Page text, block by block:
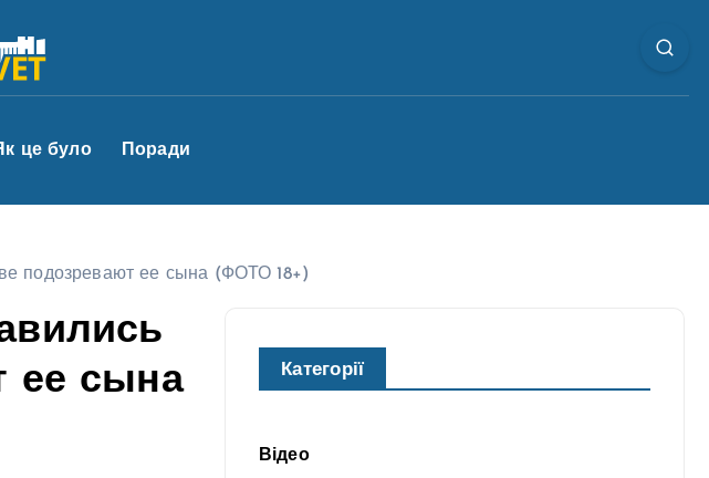
це було Поради
подозревают ее сына (ФОТО 18+)
ее сына
Категорії
Відео